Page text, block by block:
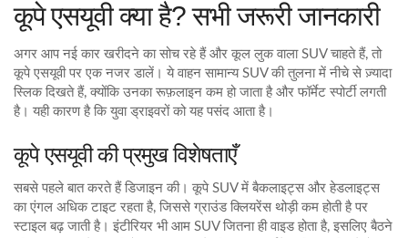
कूपे एसयूवी क्या है? सभी जरूरी जानकारी
अगर आप नई कार खरीदने का सोच रहे हैं और कूल लुक वाला SUV चाहते हैं, तो
कूपे एसयूवी पर एक नजर डालें। ये वाहन सामान्य SUV की तुलना में नीचे से ज़्यादा
स्लिक दिखते हैं, क्योंकि उनका रूफ़लाइन कम हो जाता है और फॉर्मेट स्पोर्टी लगती
है। यही कारण है कि युवा ड्राइवरों को यह पसंद आता है।
कूपे एसयूवी की प्रमुख विशेषताएँ
सबसे पहले बात करते हैं डिजाइन की। कूपे SUV में बैकलाइट्स और हेडलाइट्स
का एंगल अधिक टाइट रहता है, जिससे ग्राउंड क्लियरेंस थोड़ी कम होती है पर
स्टाइल बढ़ जाती है। इंटीरियर भी आम SUV जितना ही वाइड होता है, इसलिए बैठने